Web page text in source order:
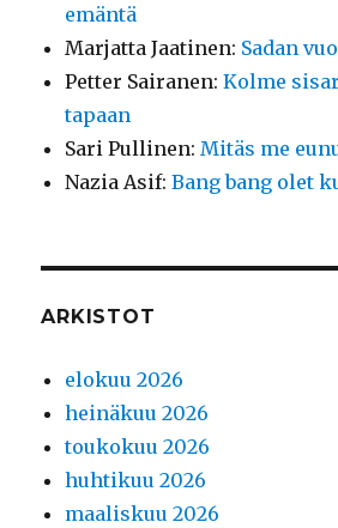
emäntä
Marjatta Jaatinen: Sadan
Petter Sairanen:Kolme
tapaan
Sari Pullinen:Mitäs me
Nazia Asif:Bang bang olet
ARKISTOT
elokuu 2026
heinäkuu 2026
toukokuu 2026
huhtikuu 2026
maaliskuu 2026